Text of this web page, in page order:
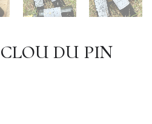
DU PIN